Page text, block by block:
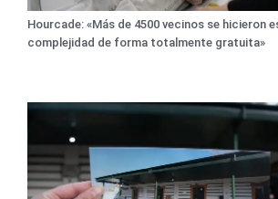
Hourcade: «Más de 4500 vecinos se hicieron
complejidad de forma totalmente gratuita»